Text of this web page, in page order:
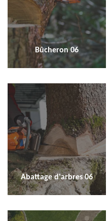
Bûcheron 06
Abattage d'arbres 06